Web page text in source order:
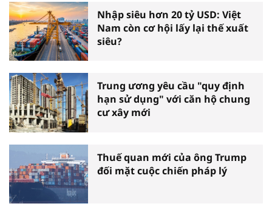
Nhập siêu hơn 20 tỷ USD: Việt
Nam còn cơ hội lấy lại thế xuất
siêu?
Trung ương yêu cầu "quy định
hạn sử dụng" với căn hộ chung
cư xây mới
Thuế quan mới của ông Trump
đối mặt cuộc chiến pháp lý